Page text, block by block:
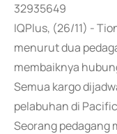
32935649
IQPlus, (26/11) -
menurut dua
membaiknya
Semua kargo
pelabuhan di
Seorang pedagang